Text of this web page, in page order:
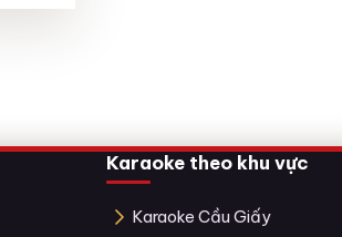
Karaoke theo khu vực
Karaoke Cầu Giấy